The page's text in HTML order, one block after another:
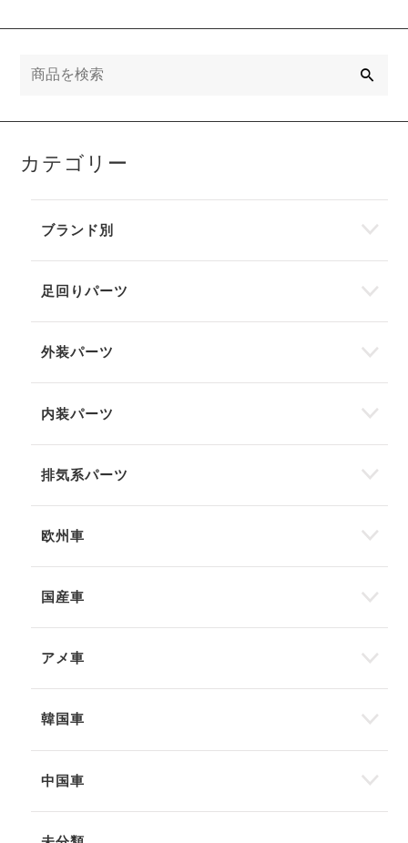
カテゴリー
ブランド別
足回りパーツ
外装パーツ
内装パーツ
排気系パーツ
欧州車
国産車
アメ車
韓国車
中国車